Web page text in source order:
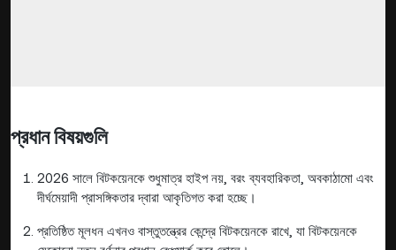
প্রধান বিষয়গুলি
2026 সালে বিটকয়েনকে শুধুমাত্র হাইপ নয়, বরং ব্যবহারিকতা, অবকাঠামো এবং
দীর্ঘমেয়াদী প্রাসঙ্গিকতার দ্বারা আকৃতিগত করা হচ্ছে।
প্রতিষ্ঠিত মূলধন এখনও বাস্তুতন্ত্রের কেন্দ্রে বিটকয়েনকে রাখে, যা বিটকয়েনকে